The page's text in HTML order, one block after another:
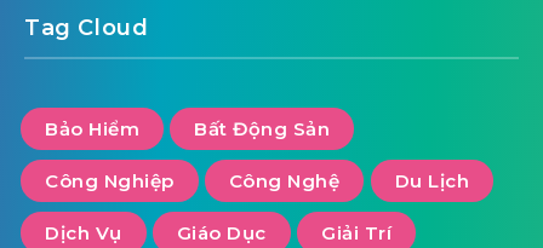
Tag Cloud
Bảo Hiểm Bất Động Sản
Công Nghiệp Công Nghệ Du Lịch
Dịch Vụ Giáo Dục Giải Trí